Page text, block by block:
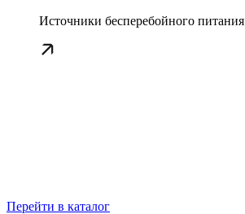
Источники бесперебойного питания
Перейти в каталог